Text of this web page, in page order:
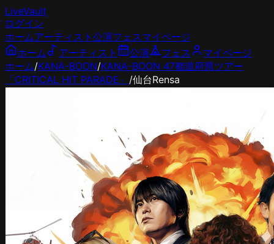
LiveVault
ログイン
ホームアーティスト 公演フェスマイページ
ホーム
アーティスト 公演 フェス
マイページ
ホーム/KANA-BOON/KANA-BOON 47都道府県ツアー
「CRITICAL HIT PARADE」 /仙台Rensa